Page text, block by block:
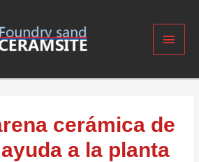
cerámica de
a la planta